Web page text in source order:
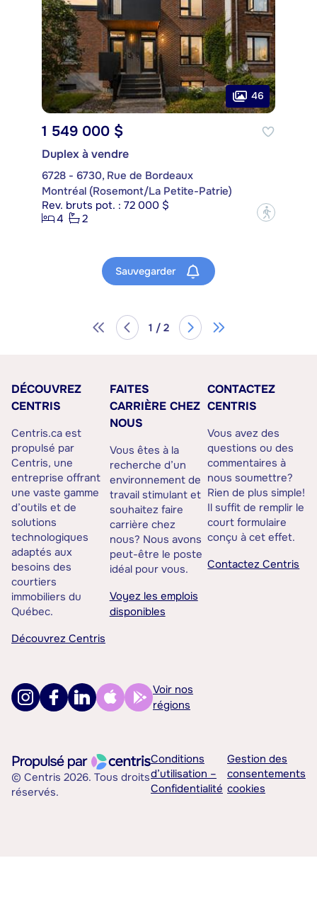
46
1 549 000 $
Duplex à vendre
6728 - 6730, Rue de Bordeaux
Montréal (Rosemont/La Petite-Patrie)
Rev. bruts pot. : 72 000 $
4
2 ?
Sauvegarder
1 / 2
DÉCOUVREZ
CENTRIS
Centris.ca est
propulsé par
Centris, une
entreprise offrant
une vaste gamme
d’outils et de
solutions
technologiques
adaptés aux
besoins des
courtiers
immobiliers du
Québec.
Découvrez Centris
FAITES
CARRIÈRE CHEZ
NOUS
Vous êtes à la
recherche d’un
environnement de
travail stimulant et
souhaitez faire
carrière chez
nous? Nous avons
peut-être le poste
idéal pour vous.
Voyez les emplois
disponibles
CONTACTEZ
CENTRIS
Vous avez des
questions ou des
commentaires à
nous soumettre?
Rien de plus simple!
Il suffit de remplir le
court formulaire
conçu à cet effet.
Contactez Centris
Voir nos
régions
© Centris 2026. Tous droits
réservés.
Conditions
d’utilisation –
Confidentialité
Gestion des
consentements
cookies